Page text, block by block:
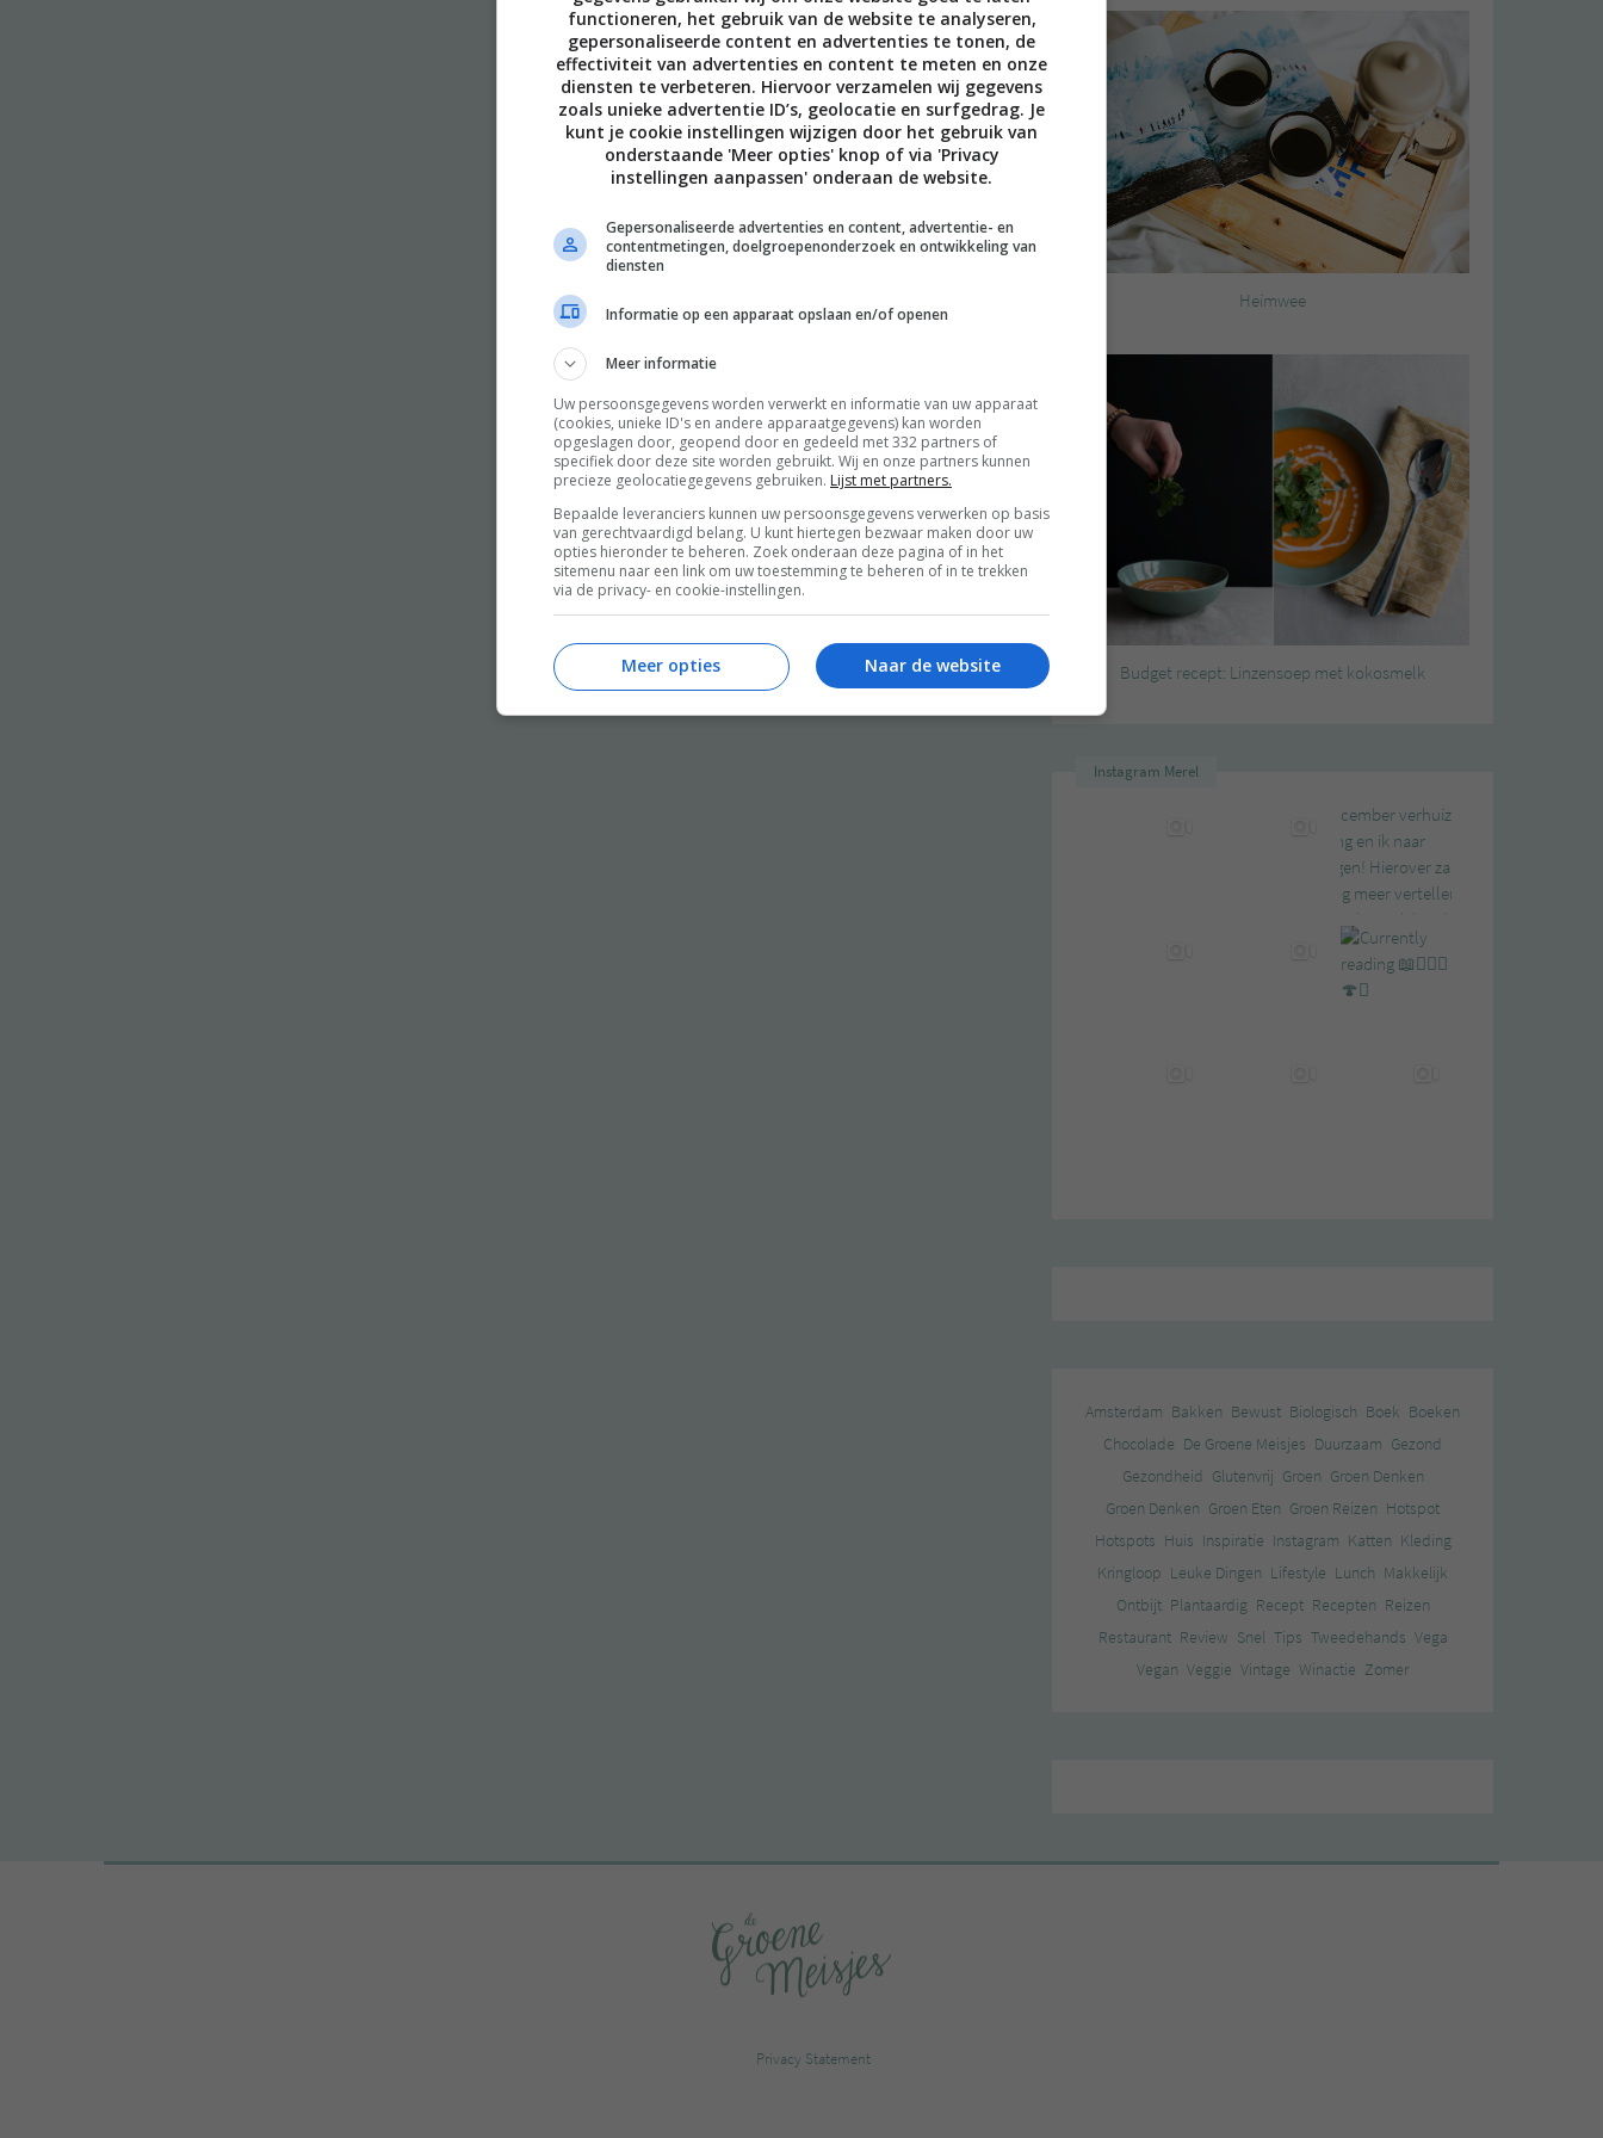
Heimwee
Budget recept: Linzensoep met kokosmelk
Instagram Merel
Amsterdam Bakken Bewust Biologisch Boek Boeken
Chocolade De Groene Meisjes Duurzaam Gezond
Gezondheid Glutenvrij Groen Groen Denken
Groen Denken Groen Eten Groen Reizen Hotspot
Hotspots Huis Inspiratie Instagram Katten Kleding
Kringloop Leuke Dingen Lifestyle Lunch Makkelijk
Ontbijt Plantaardig Recept Recepten Reizen
Restaurant Review Snel Tips Tweedehands Vega
Vegan Veggie Vintage Winactie Zomer
Privacy Statement
functioneren, het gebruik van de website te analyseren,
gepersonaliseerde content en advertenties te tonen, de
effectiviteit van advertenties en content te meten en onze
diensten te verbeteren. Hiervoor verzamelen wij gegevens
zoals unieke advertentie ID’s, geolocatie en surfgedrag. Je
kunt je cookie instellingen wijzigen door het gebruik van
onderstaande 'Meer opties' knop of via 'Privacy
instellingen aanpassen' onderaan de website.
Gepersonaliseerde advertenties en content, advertentie- en
contentmetingen, doelgroepenonderzoek en ontwikkeling van
diensten
Informatie op een apparaat opslaan en/of openen
Meer informatie
Uw persoonsgegevens worden verwerkt en informatie van uw apparaat
(cookies, unieke ID's en andere apparaatgegevens) kan worden
opgeslagen door, geopend door en gedeeld met 332 partners of
specifiek door deze site worden gebruikt. Wij en onze partners kunnen
precieze geolocatiegegevens gebruiken. Lijst met partners.
Bepaalde leveranciers kunnen uw persoonsgegevens verwerken op basis
van gerechtvaardigd belang. U kunt hiertegen bezwaar maken door uw
opties hieronder te beheren. Zoek onderaan deze pagina of in het
sitemenu naar een link om uw toestemming te beheren of in te trekken
via de privacy- en cookie-instellingen.
Naar de website
Meer opties